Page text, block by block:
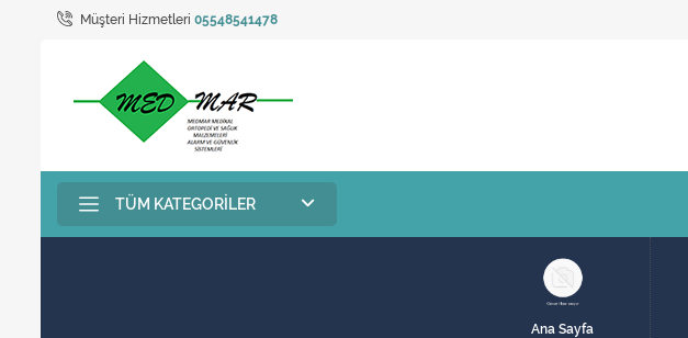
Müşteri Hizmetleri 05548541478
TÜM KATEGORILER
Ana Sayfa